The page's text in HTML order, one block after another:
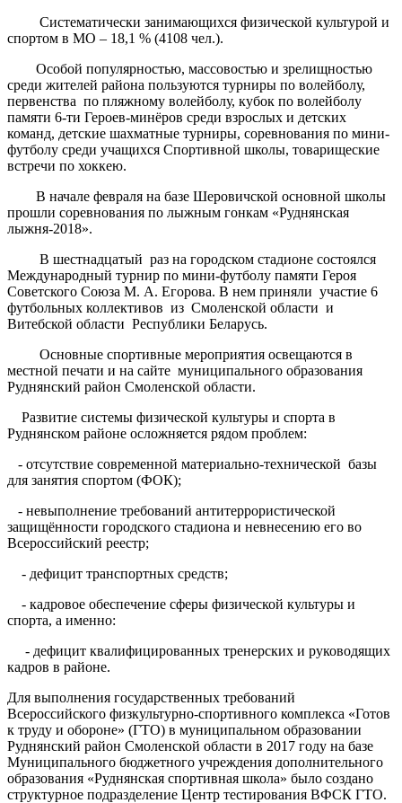
Систематически занимающихся физической культурой и
спортом в МО – 18,1 % (4108 чел.).
Особой популярностью, массовостью и зрелищностью
среди жителей района пользуются турниры по волейболу,
первенства по пляжному волейболу, кубок по волейболу
памяти 6-ти Героев-минёров среди взрослых и детских
команд, детские шахматные турниры, соревнования по мини-
футболу среди учащихся Спортивной школы, товарищеские
встречи по хоккею.
В начале февраля на базе Шеровичской основной школы
прошли соревнования по лыжным гонкам «Руднянская
лыжня-2018».
В шестнадцатый раз на городском стадионе состоялся
Международный турнир по мини-футболу памяти Героя
Советского Союза М. А. Егорова. В нем приняли участие 6
футбольных коллективов из Смоленской области и
Витебской области Республики Беларусь.
Основные спортивные мероприятия освещаются в
местной печати и на сайте муниципального образования
Руднянский район Смоленской области.
Развитие системы физической культуры и спорта в
Руднянском районе осложняется рядом проблем:
- отсутствие современной материально-технической базы
для занятия спортом (ФОК);
- невыполнение требований антитеррористической
защищённости городского стадиона и невнесению его во
Всероссийский реестр;
- дефицит транспортных средств;
- кадровое обеспечение сферы физической культуры и
спорта, а именно:
- дефицит квалифицированных тренерских и руководящих
кадров в районе.
Для выполнения государственных требований
Всероссийского физкультурно-спортивного комплекса «Готов
к труду и обороне» (ГТО) в муниципальном образовании
Руднянский район Смоленской области в 2017 году на базе
Муниципального бюджетного учреждения дополнительного
образования «Руднянская спортивная школа» было создано
структурное подразделение Центр тестирования ВФСК ГТО.